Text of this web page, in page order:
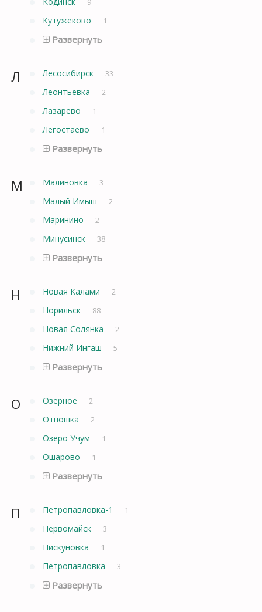
Кутужеково 1
Развернуть
Л Лесосибирск 33
Леонтьевка 2
Лазарево 1
Легостаево 1
Развернуть
М Малиновка 3
Малый Имыш 2
Маринино 2
Минусинск 38
Развернуть
Н Новая Калами 2
Норильск 88
Новая Солянка 2
Нижний Ингаш 5
Развернуть
О Озерное 2
Отношка 2
Озеро Учум 1
Ошарово 1
Развернуть
П Петропавловка-1 1
Первомайск 3
Пискуновка 1
Петропавловка 3
Развернуть